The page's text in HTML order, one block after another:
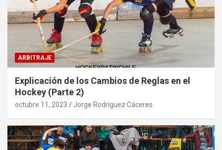
ARBITRAJE
Explicación de los Cambios de Reglas en el
Hockey (Parte 2)
octubre 11, 2023 Jorge Rodríguez Cáceres